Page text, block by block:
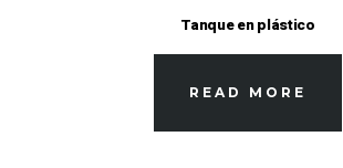
Tanque en plástico
READ MORE